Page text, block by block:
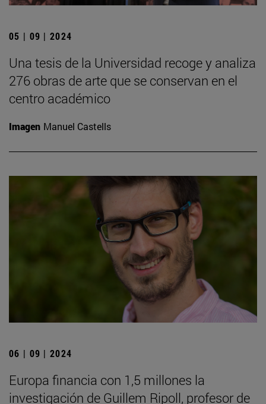
05 | 09 | 2024
Una tesis de la Universidad recoge y analiza
276 obras de arte que se conservan en el
centro académico
Imagen Manuel Castells
06 | 09 | 2024
Europa financia con 1,5 millones la
investigación de Guillem Ripoll, profesor de